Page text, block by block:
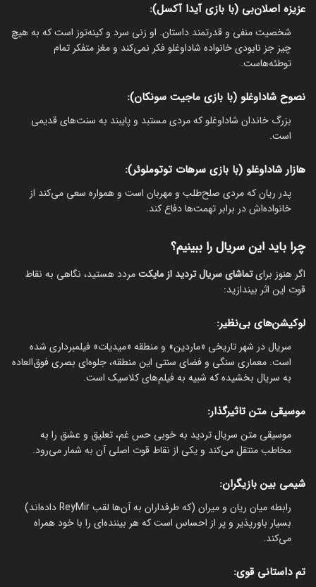
عزیزه اصلان‌بی (با بازی آیدا آکسل):
شخصیت منفی و قدرتمند داستان. او زنی سرد و کینه‌توز است که به هیچ
چیز جز نابودی خانواده شاداوغلو فکر نمی‌کند و مغز متفکر تمام
توطئه‌هاست.
نصوح شاداوغلو (با بازی ماجیت سونکان):
بزرگ خاندان شاداوغلو که مردی مستبد و پایبند به سنت‌های قدیمی
است.
هازار شاداوغلو (با بازی سرهات توتوملوئر):
پدر ریان که مردی صلح‌طلب و مهربان است و همواره سعی می‌کند از
خانواده‌اش در برابر تهمت‌ها دفاع کند.
چرا باید این سریال را ببینیم؟
اگر هنوز برایتماشای سریال تردید از مایکتمردد هستید، نگاهی به نقاط
قوت این اثر بیندازید:
لوکیشن‌های بی‌نظیر:
سریال در شهر تاریخی «ماردین» و منطقه «میدیات» فیلمبرداری شده
است. معماری سنگی و فضای سنتی این منطقه، جلوه‌ای بصری فوق‌العاده
به سریال بخشیده که شبیه به فیلم‌های کلاسیک است.
موسیقی متن تاثیرگذار:
موسیقی متن سریال تردید به خوبی حس غم، تعلیق و عشق را به
مخاطب منتقل می‌کند و یکی از نقاط قوت اصلی آن به شمار می‌رود.
شیمی بین بازیگران:
رابطه میان ریان و میران (که طرفداران به آن‌ها لقب ReyMir داده‌اند)
بسیار باورپذیر و پر از احساس است که هر بیننده‌ای را با خود همراه
می‌کند.
تم داستانی قوی: